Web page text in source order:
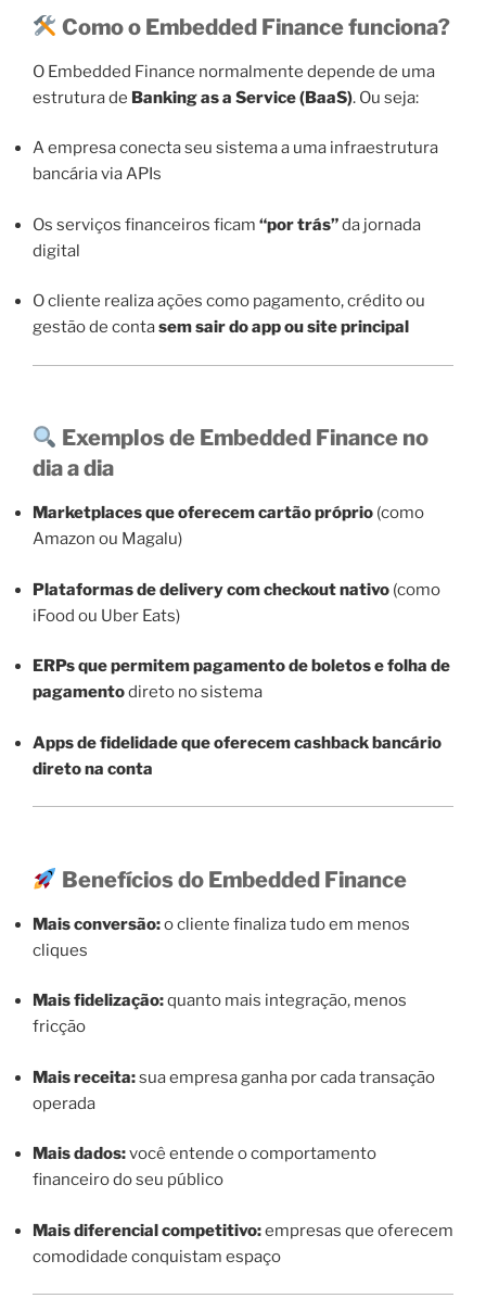
Como o Embedded Finance funciona?
O Embedded Finance normalmente depende de uma
estrutura de Banking as a Service (BaaS). Ou seja:
A empresa conecta seu sistema a uma infraestrutura
bancária via APIs
Os serviços financeiros ficam “por trás”da jornada
digital
O cliente realiza ações como pagamento, crédito ou
gestão de contasem sair do app ou site principal
Exemplos de Embedded Finance no
dia a dia
Marketplaces que oferecem cartão próprio (como
Amazon ou Magalu)
Plataformas de delivery com checkout nativo (como
iFood ou Uber Eats)
ERPs que permitem pagamento de boletos e folha de
pagamentodireto no sistema
Apps de fidelidade que oferecem cashback bancário
direto na conta
Benefícios do Embedded Finance
Mais conversão:o cliente finaliza tudo em menos
cliques
Mais fidelização:quanto mais integração, menos
fricção
Mais receita:sua empresa ganha por cada transação
operada
Mais dados:você entende o comportamento
financeiro do seu público
Mais diferencial competitivo:empresas que oferecem
comodidade conquistam espaço